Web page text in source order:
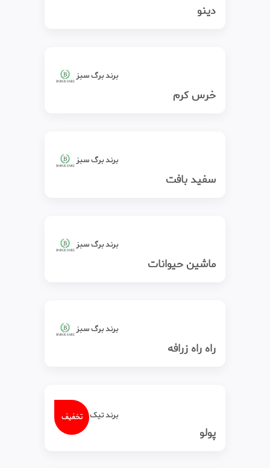
دینو
برند برگ سبز
خرس کرم
برند برگ سبز
سفید بافت
برند برگ سبز
ماشین حیوانات
برند برگ سبز
راه راه زرافه
تخفیفبرند تیک‌ تاک
پولو